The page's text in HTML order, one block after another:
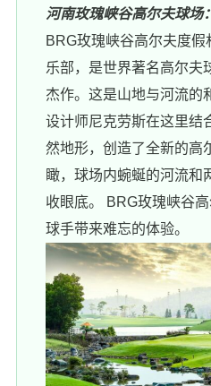
河南玫瑰峡谷高尔夫球场：
BRG玫瑰峡谷高尔夫度
乐部，是世界著名高尔夫
杰作。这是山地与河流的
设计师尼克劳斯在这里结
然地形，创造了全新的高
瞰，球场内蜿蜒的河流和
收眼底。 BRG玫瑰峡谷
球手带来难忘的体验。